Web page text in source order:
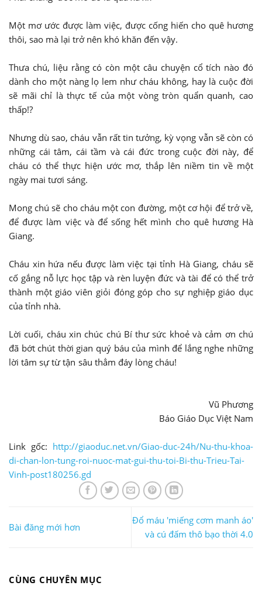
Một mơ ước được làm việc, được cống hiến cho quê hương
thôi, sao mà lại trở nên khó khăn đến vậy.
Thưa chú, liệu rằng có còn một câu chuyện cổ tích nào đó
dành cho một nàng lọ lem như cháu không, hay là cuộc đời
sẽ mãi chỉ là thực tế của một vòng tròn quẩn quanh, cao
thấp!?
Nhưng dù sao, cháu vẫn rất tin tưởng, kỳ vọng vẫn sẽ còn có
những cái tâm, cái tầm và cái đức trong cuộc đời này, để
cháu có thể thực hiện ước mơ, thắp lên niềm tin về một
ngày mai tươi sáng.
Mong chú sẽ cho cháu một con đường, một cơ hội để trở về,
để được làm việc và để sống hết mình cho quê hương Hà
Giang.
Cháu xin hứa nếu được làm việc tại tỉnh Hà Giang, cháu sẽ
cố gắng nỗ lực học tập và rèn luyện đức và tài để có thể trở
thành một giáo viên giỏi đóng góp cho sự nghiệp giáo dục
của tỉnh nhà.
Lời cuối, cháu xin chúc chú Bí thư sức khoẻ và cảm ơn chú
đã bớt chút thời gian quý báu của mình để lắng nghe những
lời tâm sự từ tận sâu thẳm đáy lòng cháu!
Vũ Phương
Báo Giáo Dục Việt Nam
Link gốc: http://giaoduc.net.vn/Giao-duc-24h/Nu-thu-khoa-
di-chan-lon-tung-roi-nuoc-mat-gui-thu-toi-Bi-thu-Trieu-Tai-
Vinh-post180256.gd
Bài đăng mới hơn
Đổ máu 'miếng cơm manh áo'
và cú đấm thô bạo thời 4.0
CÙNG CHUYÊN MỤC